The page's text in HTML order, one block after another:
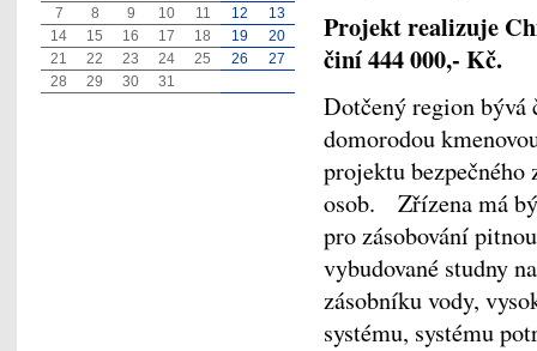
Projekt realizuje
činí 444 000,- Kč.
Dotčený region bývá
domorodou
projektu bezpečného
osob. Zřízena má
pro zásobování
vybudované studny
zásobníku vody,
systému, systému
7
8 9 10 11 12
13
14
15 16 17 18 19
20
21
22 23 24 25 26
27
28
29 30 31